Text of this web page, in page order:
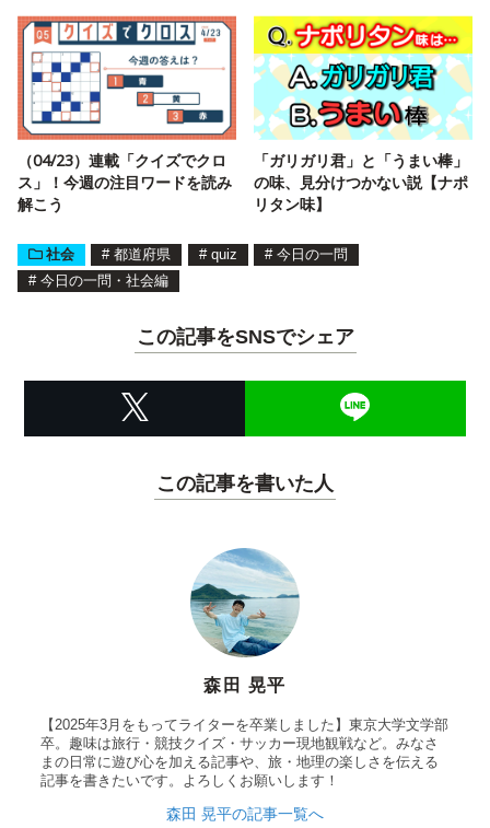
（04/23）連載「クイズでクロ
ス」！今週の注目ワードを読み
解こう
「ガリガリ君」と「うまい棒」
の味、見分けつかない説【ナポ
リタン味】
社会 # 都道府県 # quiz # 今日の一問
# 今日の一問・社会編
この記事をSNSでシェア
この記事を書いた人
森田 晃平
【2025年3月をもってライターを卒業しました】東京大学文学部
卒。趣味は旅行・競技クイズ・サッカー現地観戦など。みなさ
まの日常に遊び心を加える記事や、旅・地理の楽しさを伝える
記事を書きたいです。よろしくお願いします！
森田 晃平の記事一覧へ